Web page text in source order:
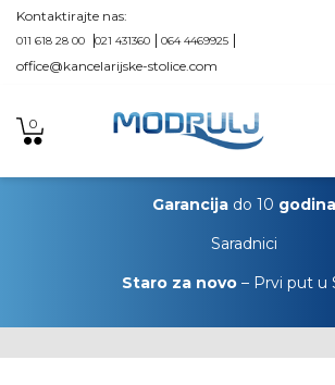
Kontaktirajte nas:
011 618 28 00 021 431360 064 4469925
office@kancelarijske-stolice.com
0
Garancijado 10 godina
Saradnici
Staro za novo– Prvi put u